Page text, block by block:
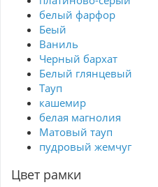
белый фарфор
Беый
Ваниль
Черный бархат
Белый глянцевый
Тауп
кашемир
белая магнолия
Матовый тауп
пудровый жемчуг
Цвет рамки